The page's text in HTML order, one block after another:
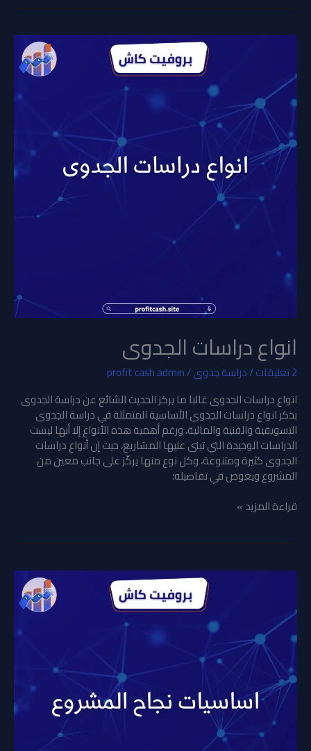
انواع دراسات الجدوى
2 تعليقات /دراسة جدوى/
profit cash admin
انواع دراسات الجدوى غالبا ما يركز الحديث الشائع عن دراسة الجدوى
بذكر انواع دراسات الجدوى الأساسية المتمثلة في دراسة الجدوى
التسويقية والفنية والمالية، ورغم أهمية هذه الأنواع إلا أنها ليست
الدراسات الوحيدة التي تبنى عليها المشاريع، حيث إن أنواع دراسات
الجدوى كثيرة ومتنوعة، وكل نوع منها يركّز على جانب معين من
المشروع ويغوص في تفاصيله؛
انواع
الجدوى
قراءة المزيد »
اساسيات
المشروع